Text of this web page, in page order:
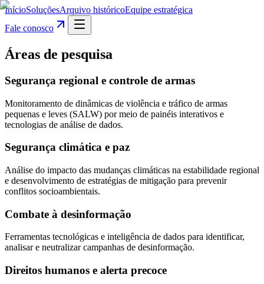
InícioSoluçõesArquivo históricoEquipe estratégica
Fale conosco
Áreas de pesquisa
Segurança regional e controle de armas
Monitoramento de dinâmicas de violência e tráfico de armas
pequenas e leves (SALW) por meio de painéis interativos e
tecnologias de análise de dados.
Segurança climática e paz
Análise do impacto das mudanças climáticas na estabilidade regional
e desenvolvimento de estratégias de mitigação para prevenir
conflitos socioambientais.
Combate à desinformação
Ferramentas tecnológicas e inteligência de dados para identificar,
analisar e neutralizar campanhas de desinformação.
Direitos humanos e alerta precoce